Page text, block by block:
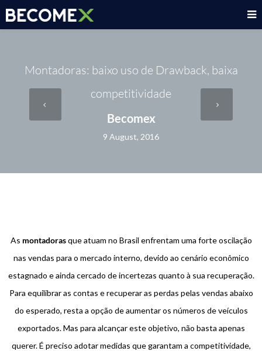
Montadoras: baixo uso de Drawback, baixa
competitividade
Becomex
9 August, 2016
As montadorasque atuam no Brasil enfrentam uma forte oscilação
nas vendas para o mercado interno, devido ao cenário econômico
estagnado e ainda cercado de incertezas quanto à sua recuperação.
Para equilibrar as contas e recuperar as perdas pelas vendas abaixo
do esperado, resta a opção de aumentar os números de veículos
exportados. Mas para alcançar este objetivo, não basta apenas
querer. É preciso adotar medidas que garantam a competitividade,